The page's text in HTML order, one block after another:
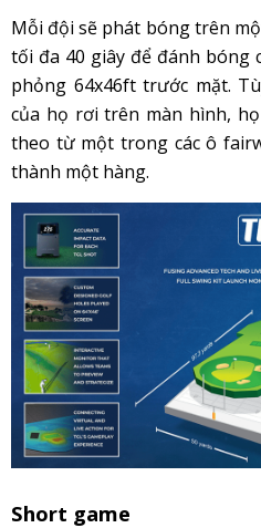
Mỗi đội sẽ phát bóng trên
tối đa 40 giây để đánh bóng
phỏng 64x46ft trước mặt.
của họ rơi trên màn hình,
theo từ một trong các ô
thành một hàng.
Short game